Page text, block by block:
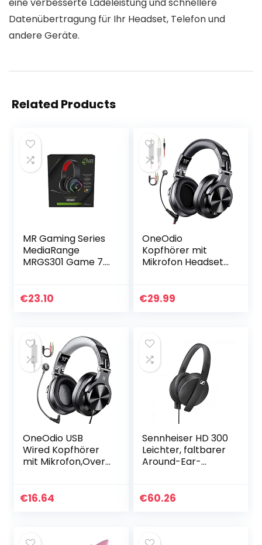
Datenübertragung für Ihr Headset, Telefon und
andere Geräte.
Related Products
MR Gaming Series
MediaRange
MRGS301 Game 7.1
Kabel
€23.10
OneOdio
Kopfhörer mit
Mikrofon Headset
Boom Mic für
€29.99
OneOdio USB
Wired Kopfhörer
mit Mikrofon,Over-
with Volume
€16.64
Sennheiser HD 300
Leichter, faltbarer
Around-Ear-
€60.26